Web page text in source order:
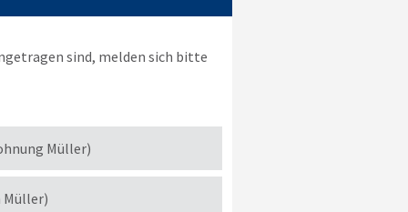
sind, melden sich bitte
Müller)
Müller)